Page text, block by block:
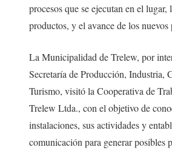
procesos que se ejecutan en el lugar,
productos, y el avance de los nuevos
La Municipalidad de Trelew, por
Secretaría de Producción, Industria,
Turismo, visitó la Cooperativa de
Trelew Ltda., con el objetivo de
instalaciones, sus actividades y
comunicación para generar posibles